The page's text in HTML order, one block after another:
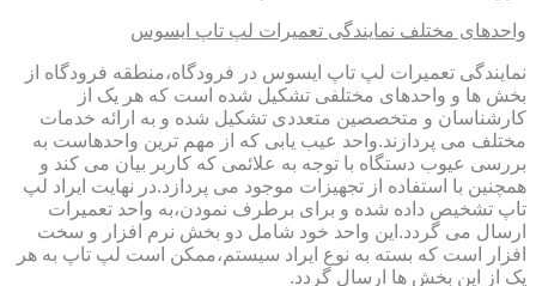
واحدهای مختلف نمایندگی تعمیرات لپ تاپ ایسوس
نمایندگی تعمیرات لپ تاپ ایسوس در فرودگاه،منطقه فرودگاه از
بخش ها و واحدهای مختلفی تشکیل شده است که هر یک از
کارشناسان و متخصصین متعددی تشکیل شده و به ارائه خدمات
مختلف می پردازند.واحد عیب یابی که از مهم ترین واحدهاست به
بررسی عیوب دستگاه با توجه به علائمی که کاربر بیان می کند و
همچنین با استفاده از تجهیزات موجود می پردازد.در نهایت ایراد لپ
تاپ تشخیص داده شده و برای برطرف نمودن،به واحد تعمیرات
ارسال می گردد.این واحد خود شامل دو بخش نرم افزار و سخت
افزار است که بسته به نوع ایراد سیستم،ممکن است لپ تاپ به هر
یک از این بخش ها ارسال گردد.